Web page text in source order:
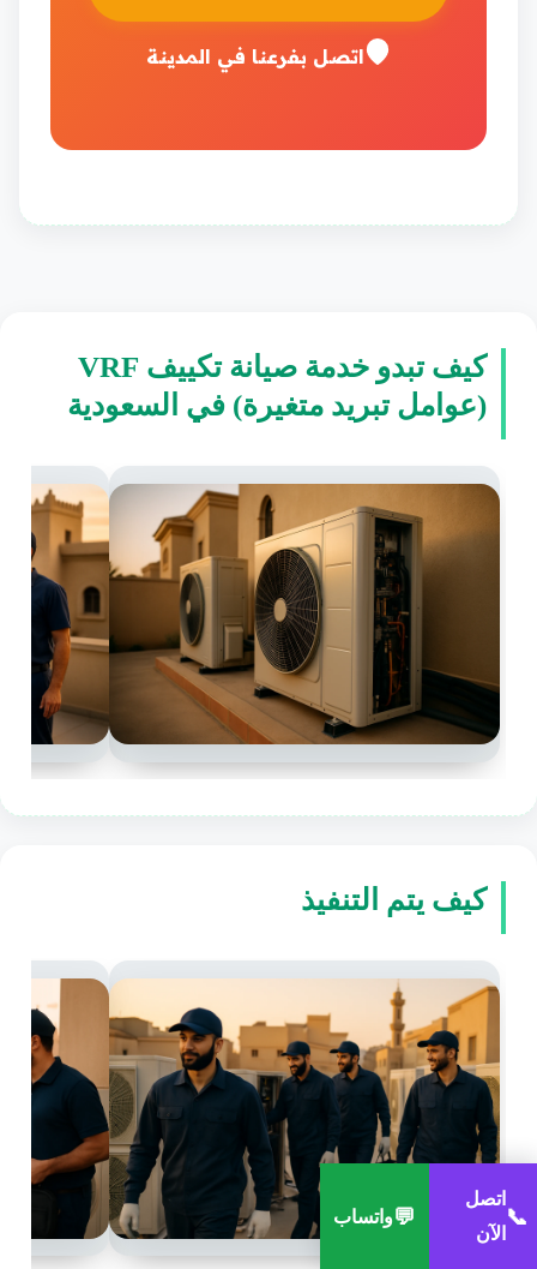
اتصل بفرعنا في المدينة
كيف تبدو خدمة صيانة تكييف VRF
(عوامل تبريد متغيرة) في السعودية
كيف يتم التنفيذ
📞
اتصل
الآن
💬واتساب